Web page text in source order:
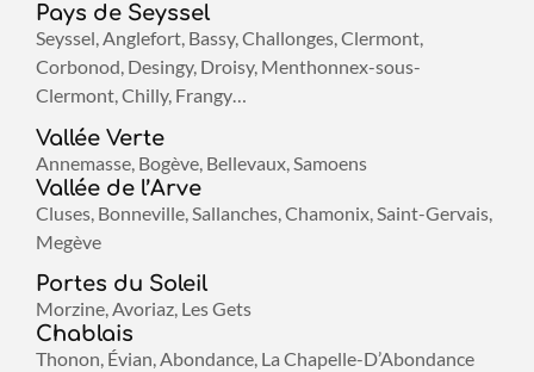
Pays de Seyssel
Seyssel, Anglefort, Bassy, Challonges, Clermont,
Corbonod, Desingy, Droisy, Menthonnex-sous-
Clermont, Chilly, Frangy…
Vallée Verte
Annemasse, Bogève, Bellevaux, Samoens
Vallée de l’Arve
Cluses, Bonneville, Sallanches, Chamonix, Saint-Gervais,
Megève
Portes du Soleil
Morzine, Avoriaz, Les Gets
Chablais
Thonon, Évian, Abondance, La Chapelle-D’Abondance